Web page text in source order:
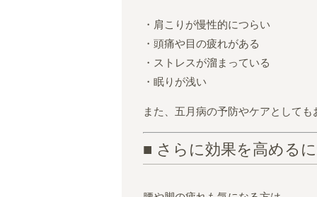
・肩こりが慢性的につらい
・頭痛や目の疲れがある
・ストレスが溜まっている
・眠りが浅い
また、五月病の予防やケアとしても
■ さらに効果を高める